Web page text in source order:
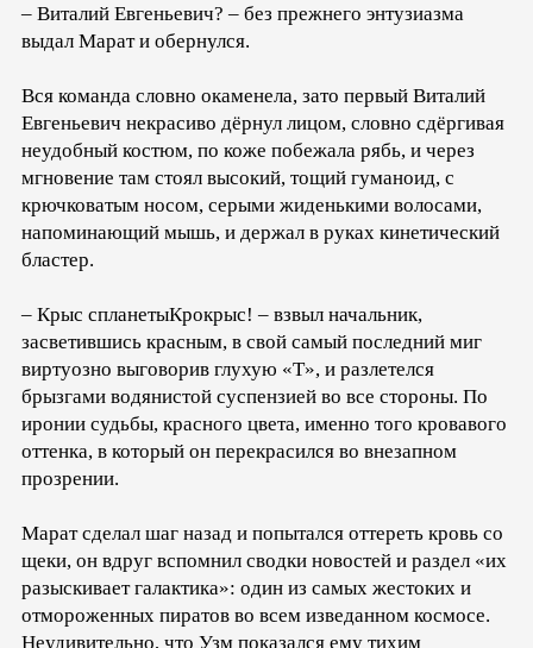
– Виталий Евгеньевич? – без прежнего энтузиазма
выдал Марат и обернулся.
Вся команда словно окаменела, зато первый Виталий
Евгеньевич некрасиво дёрнул лицом, словно сдёргивая
неудобный костюм, по коже побежала рябь, и через
мгновение там стоял высокий, тощий гуманоид, с
крючковатым носом, серыми жиденькими волосами,
напоминающий мышь, и держал в руках кинетический
бластер.
– Крыс спланетыКрокрыс! – взвыл начальник,
засветившись красным, в свой самый последний миг
виртуозно выговорив глухую «Т», и разлетелся
брызгами водянистой суспензией во все стороны. По
иронии судьбы, красного цвета, именно того кровавого
оттенка, в который он перекрасился во внезапном
прозрении.
Марат сделал шаг назад и попытался оттереть кровь со
щеки, он вдруг вспомнил сводки новостей и раздел «их
разыскивает галактика»: один из самых жестоких и
отмороженных пиратов во всем изведанном космосе.
Неудивительно, что Узм показался ему тихим